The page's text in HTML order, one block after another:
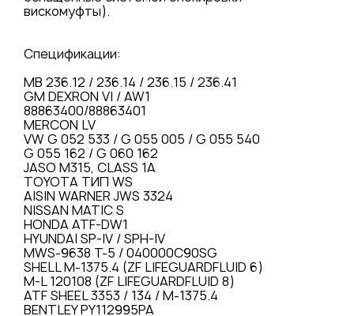
вискомуфты).
Спецификации:
MB 236.12 / 236.14 / 236.15 / 236.41
GM DEXRON VI / AW1
88863400/88863401
MERCON LV
VW G 052 533 / G 055 005 / G 055 540
G 055 162 / G 060 162
JASO M315, CLASS 1A
TOYOTA ТИП WS
AISIN WARNER JWS 3324
NISSAN MATIC S
HONDA ATF-DW1
HYUNDAI SP-IV / SPH-IV
MWS-9638 T-5 / 040000C90SG
SHELL M-1375.4 (ZF LIFEGUARDFLUID 6)
M-L 120108 (ZF LIFEGUARDFLUID 8)
ATF SHEEL 3353 / 134 / M-1375.4
BENTLEY PY112995PA